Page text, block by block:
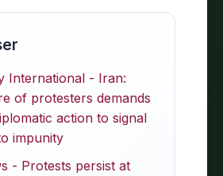
International - Iran:
of protesters demands
action to signal
impunity
- Protests persist at